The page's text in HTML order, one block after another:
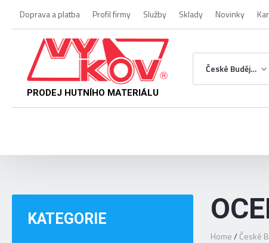
Doprava a platba Profil firmy Služby Sklady Novinky
PRODEJ HUTNÍHO MATERIÁLU
České Budějovice
KATEGORIE
Home/ České